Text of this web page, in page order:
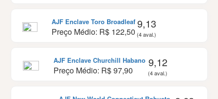
AJF Enclave Toro Broadleaf
Preço Médio: R$ 122,50
9,13
(4 aval.)
AJF Enclave Churchill Habano
Preço Médio: R$ 97,90
9,12
(4 aval.)